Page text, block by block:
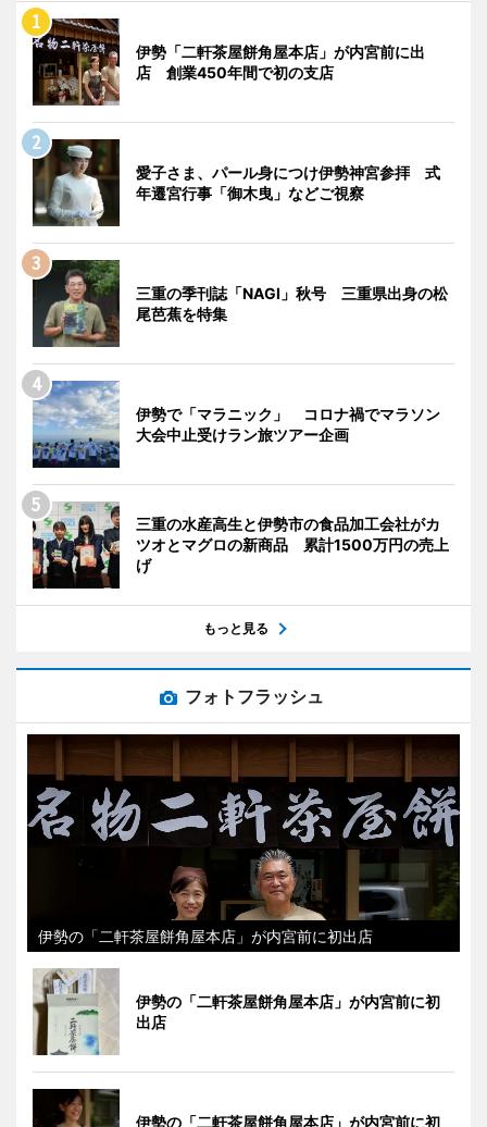
伊勢「二軒茶屋餅角屋本店」が内宮前に出
店 創業450年間で初の支店
愛子さま、パール身につけ伊勢神宮参拝 式
年遷宮行事「御木曳」などご視察
三重の季刊誌「NAGI」秋号 三重県出身の松
尾芭蕉を特集
伊勢で「マラニック」 コロナ禍でマラソン
大会中止受けラン旅ツアー企画
三重の水産高生と伊勢市の食品加工会社がカ
ツオとマグロの新商品 累計1500万円の売上
げ
もっと見る
フォトフラッシュ
伊勢の「二軒茶屋餅角屋本店」が内宮前に初出店
伊勢の「二軒茶屋餅角屋本店」が内宮前に初
出店
伊勢の「二軒茶屋餅角屋本店」が内宮前に初